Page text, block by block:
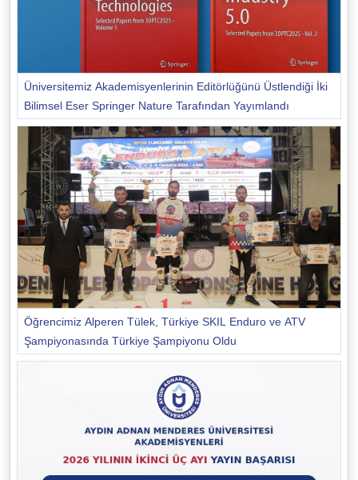
Üniversitemiz Akademisyenlerinin Editörlüğünü Üstlendiği İki
Bilimsel Eser Springer Nature Tarafından Yayımlandı
Öğrencimiz Alperen Tülek, Türkiye SKIL Enduro ve ATV
Şampiyonasında Türkiye Şampiyonu Oldu